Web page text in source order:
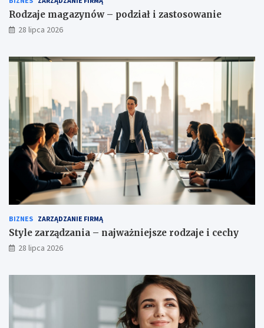
Rodzaje magazynów – podział i zastosowanie
28 lipca 2026
BIZNES ZARZĄDZANIE FIRMĄ
Style zarządzania – najważniejsze rodzaje i cechy
28 lipca 2026